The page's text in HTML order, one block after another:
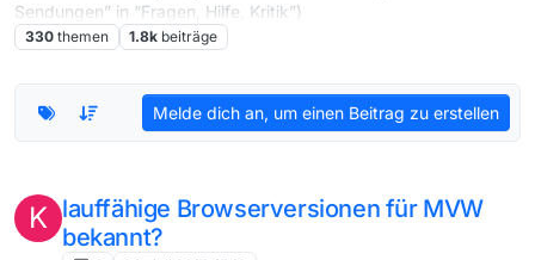
Sendungen” in “Fragen, Hilfe, Kritik”)
330 themen 1.8k beiträge
Melde dich an, um einen Beitrag zu erstellen
K lauffähige Browserversionen für MVW
bekannt?